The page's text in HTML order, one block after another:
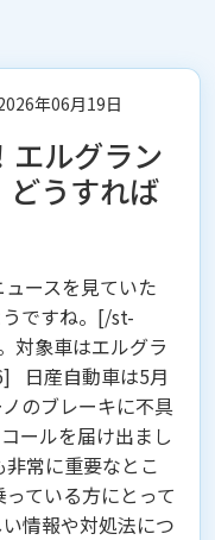
年06月19日
エルグラン
どうすれば
ースを見ていた
ですね。[/st-
対象車はエルグラ
日産自動車は5月
のブレーキに不具
ールを届け出まし
常に重要なとこ
ている方にとって
情報や対処法につ